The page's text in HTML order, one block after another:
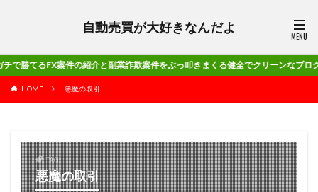
自動売買が大好きなんだよ
件の紹介と副業詐欺案件をぶっ叩きまくる健全でクリーンなブログです!!
HOME 悪魔の取引
TAG
悪魔の取引